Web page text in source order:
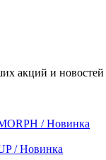
акций и новостей
/ Новинка
/ Новинка